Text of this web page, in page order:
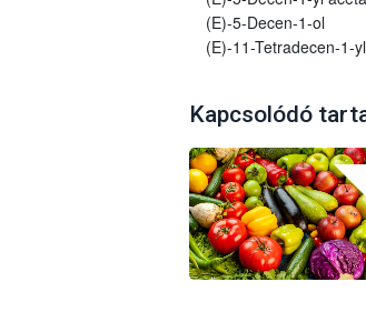
(E)-5-Decen-1-ol
(E)-11-Tetradecen-1-
Kapcsolódó